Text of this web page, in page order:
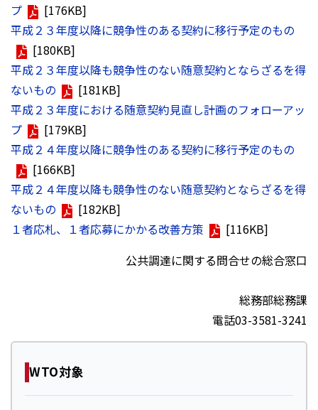
プ
[176KB]
平成２３年度以降に競争性のある契約に移行予定のもの
[180KB]
平成２３年度以降も競争性のない随意契約とならざるを得
ないもの
[181KB]
平成２３年度における随意契約見直し計画のフォローアッ
プ
[179KB]
平成２４年度以降に競争性のある契約に移行予定のもの
[166KB]
平成２４年度以降も競争性のない随意契約とならざるを得
ないもの
[182KB]
１者応札、１者応募にかかる改善方策
[116KB]
公共調達に関する問合せの総合窓口
総務部総務課
電話03-3581-3241
WTO対象